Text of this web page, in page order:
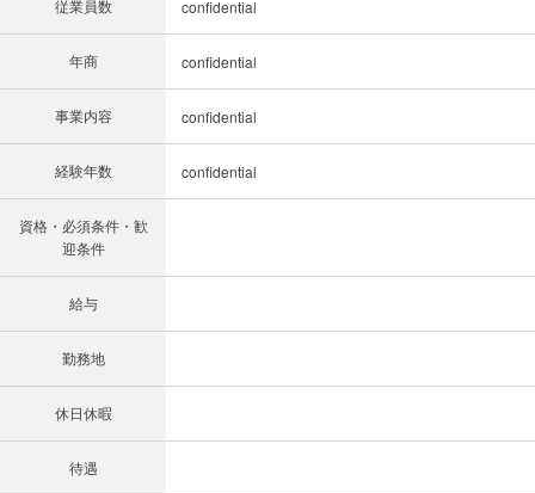
従業員数 confidential
年商 confidential
事業内容 confidential
経験年数 confidential
資格・必須条件・歓
迎条件
給与
勤務地
休日休暇
待遇